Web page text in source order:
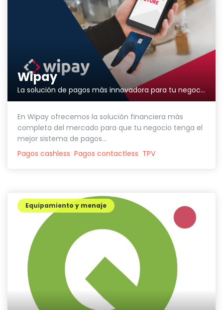
Wipay
La solución de pagos más innovadora para tu negocio
En Wipay ofrecemos la solución financiera más
completa del mercado para que tu negocio tenga el
mejor sistema de pagos...
Pagos cashless Pagos contactless TPV
Equipamiento y menaje